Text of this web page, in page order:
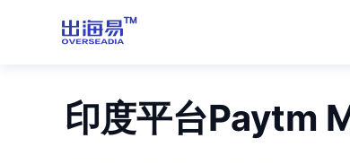
印度平台Paytm